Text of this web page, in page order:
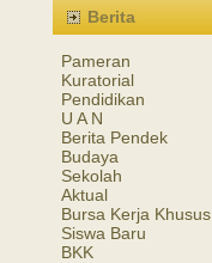
Berita
Pameran
Kuratorial
Pendidikan
U A N
Berita Pendek
Budaya
Sekolah
Aktual
Bursa Kerja Khusus
Siswa Baru
BKK